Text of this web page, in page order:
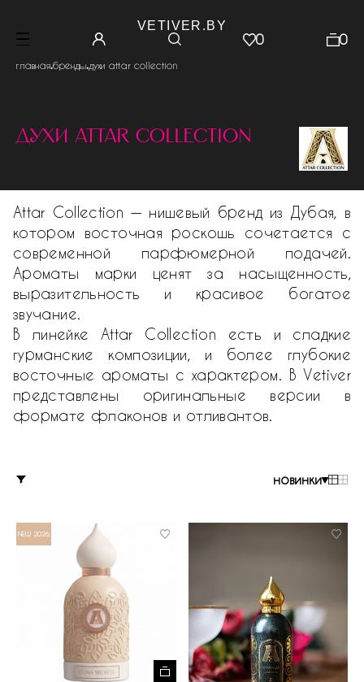
VETIVER.BY
0 0
главная.бренды.духи attar collection
духи attar collection
Attar Collection — нишевый бренд из Дубая, в
котором восточная роскошь сочетается с
современной парфюмерной подачей.
Ароматы марки ценят за насыщенность,
выразительность и красивое богатое
звучание.
В линейке Attar Collection есть и сладкие
гурманские композиции, и более глубокие
восточные ароматы с характером. В Vetiver
представлены оригинальные версии в
формате флаконов и отливантов.
новинки
NEW 2026